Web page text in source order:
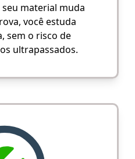
material muda
você estuda
sem o risco de
ultrapassados.